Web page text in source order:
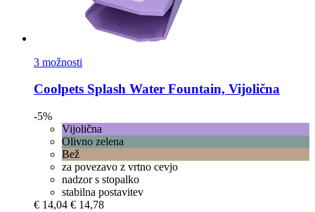
3 možnosti
Coolpets Splash Water Fountain, Vijolična
-5%
Vijolična
Olivno zelena
Bež
za povezavo z vrtno cevjo
nadzor s stopalko
stabilna postavitev
€ 14,04 € 14,78